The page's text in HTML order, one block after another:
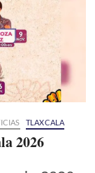
TLAXCALA
2026